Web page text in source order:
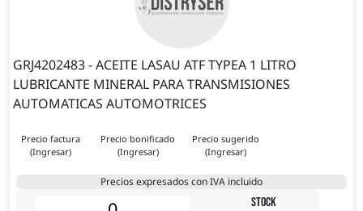
GRJ4202483 - ACEITE LASAU ATF TYPEA 1 LITRO
LUBRICANTE MINERAL PARA TRANSMISIONES
AUTOMATICAS AUTOMOTRICES
Precio factura
(Ingresar)
Precio bonificado
(Ingresar)
Precio sugerido
(Ingresar)
Precios expresados con IVA incluido
STOCK